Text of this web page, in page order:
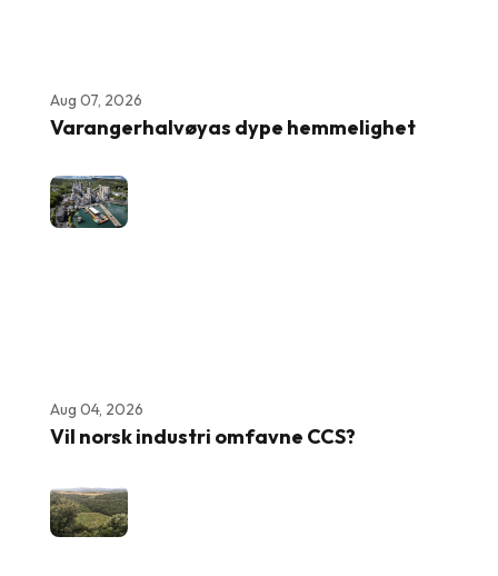
Aug 07, 2026
Varangerhalvøyas dype hemmelighet
Aug 04, 2026
Vil norsk industri omfavne CCS?